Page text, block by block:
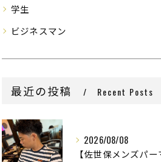
学生
ビジネスマン
最近の投稿 Recent Posts
2026/08/08
【佐世保メンズパー